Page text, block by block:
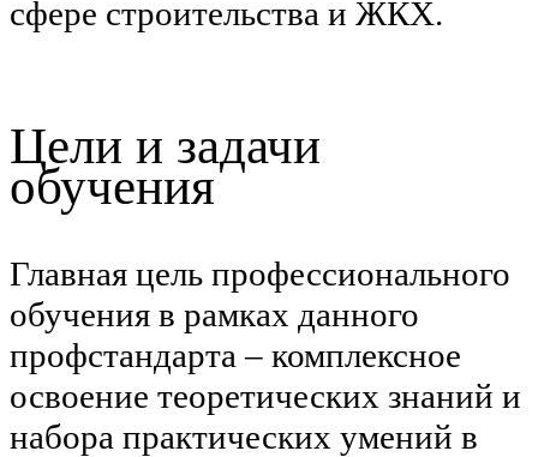
сфере строительства и ЖКХ.
Цели и задачи
обучения
Главная цель профессионального
обучения в рамках данного
профстандарта – комплексное
освоение теоретических знаний и
набора практических умений в